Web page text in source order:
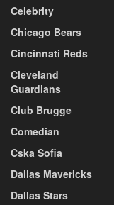
Celebrity
Chicago Bears
Cincinnati Reds
Cleveland
Guardians
Club Brugge
Comedian
Cska Sofia
Dallas Mavericks
Dallas Stars